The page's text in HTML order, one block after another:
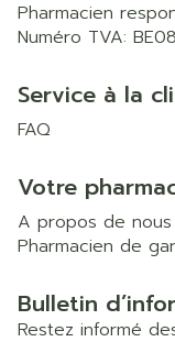
Pharmacien
Numéro TVA:
Service à la
FAQ
Votre
A propos de nous
Pharmacien de
Bulletin
Restez informé